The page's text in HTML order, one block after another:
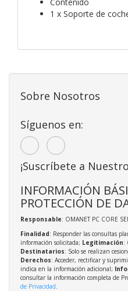
1 x Soporte de
Sobre Nosotros
Síguenos en:
¡Suscríbete a
INFORMACIÓN
PROTECCIÓN DE
Responsable: OMANET PC CORE
Finalidad: Responder las consultas
información solicitada; Legitimación:
Destinatarios: Solo se realizan
Derechos: Acceder, rectificar y
indica en la información adicional;
consultar la información completa de
de Privacidad